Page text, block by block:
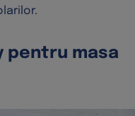
pentru masa